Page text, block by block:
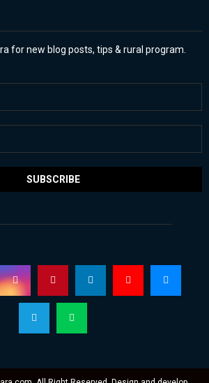
for new blog posts, tips & rural program.